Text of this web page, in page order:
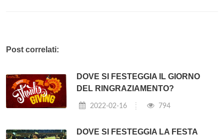
Post correlati:
DOVE SI FESTEGGIA IL GIORNO
DEL RINGRAZIAMENTO?
2022-02-16 794
DOVE SI FESTEGGIA LA FESTA